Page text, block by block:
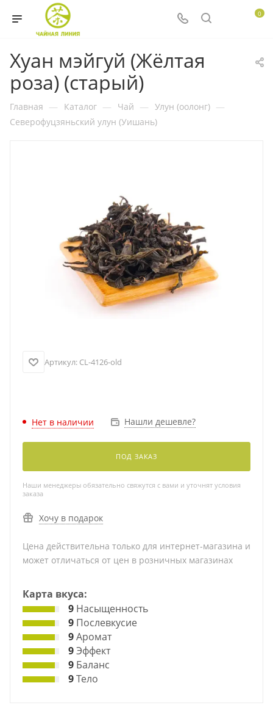
0
Хуан мэйгуй (Жёлтая
роза) (старый)
Главная — Каталог — Чай — Улун (оолонг) —
Северофуцзяньский улун (Уишань)
Артикул: CL-4126-old
Нет в наличии Нашли дешевле?
ПОД ЗАКАЗ
Наши менеджеры обязательно свяжутся с вами и уточнят условия
заказа
Хочу в подарок
Цена действительна только для интернет-магазина и
может отличаться от цен в розничных магазинах
Карта вкуса:
9 Насыщенность
9 Послевкусие
9Аромат
9Эффект
9 Баланс
9Тело